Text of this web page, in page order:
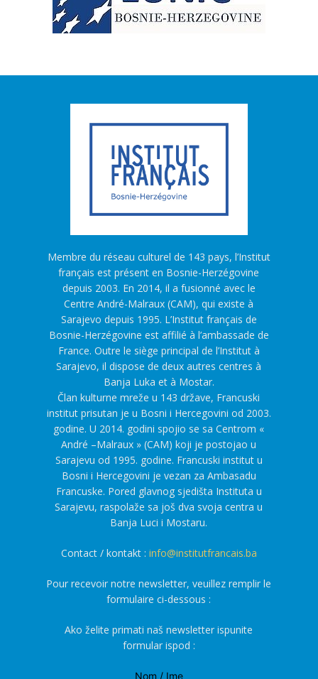
Membre du réseau culturel de 143 pays, l’Institut
français est présent en Bosnie-Herzégovine
depuis 2003. En 2014, il a fusionné avec le
Centre André-Malraux (CAM), qui existe à
Sarajevo depuis 1995. L’Institut français de
Bosnie-Herzégovine est affilié à l’ambassade de
France. Outre le siège principal de l’Institut à
Sarajevo, il dispose de deux autres centres à
Banja Luka et à Mostar.
Član kulturne mreže u 143 države, Francuski
institut prisutan je u Bosni i Hercegovini od 2003.
godine. U 2014. godini spojio se sa Centrom «
André –Malraux » (CAM) koji je postojao u
Sarajevu od 1995. godine. Francuski institut u
Bosni i Hercegovini je vezan za Ambasadu
Francuske. Pored glavnog sjedišta Instituta u
Sarajevu, raspolaže sa još dva svoja centra u
Banja Luci i Mostaru.
Contact / kontakt : info@institutfrancais.ba
Pour recevoir notre newsletter, veuillez remplir le
formulaire ci-dessous :
Ako želite primati naš newsletter ispunite
formular ispod :
Nom / Ime